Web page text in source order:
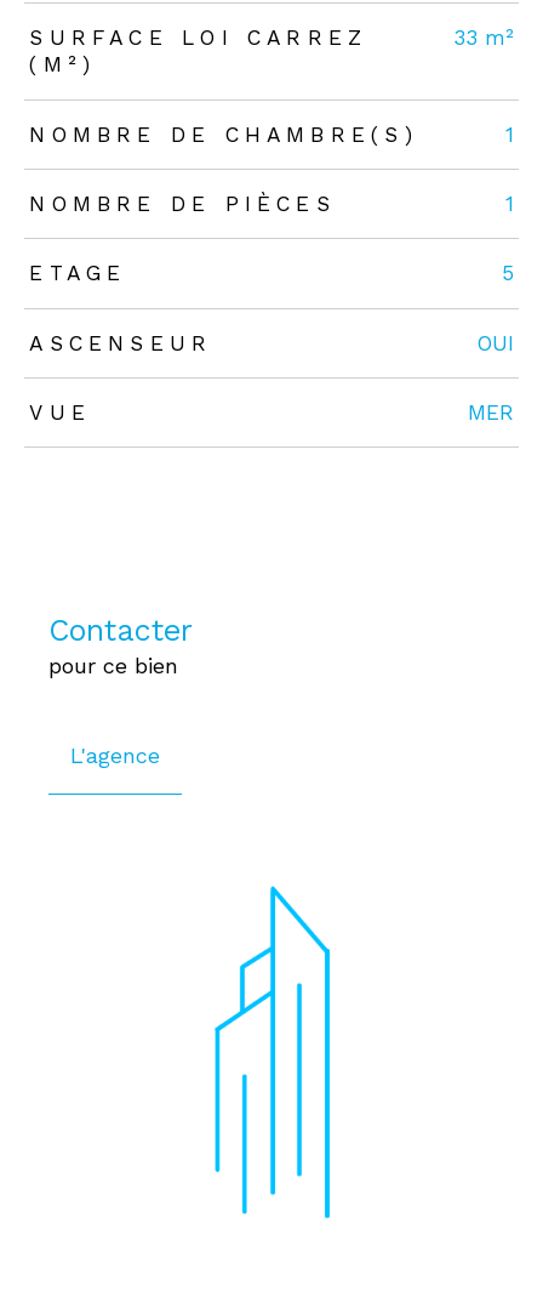
SURFACE LOI CARREZ
(M²)
33 m²
NOMBRE DE CHAMBRE(S) 1
NOMBRE DE PIÈCES 1
ETAGE 5
ASCENSEUR OUI
VUE MER
Contacter
pour ce bien
L'agence